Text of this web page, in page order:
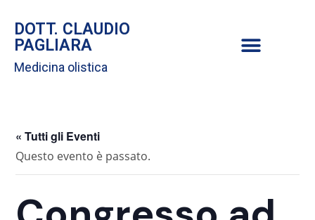
DOTT. CLAUDIO
PAGLIARA
Medicina olistica
« Tutti gli Eventi
Questo evento è passato.